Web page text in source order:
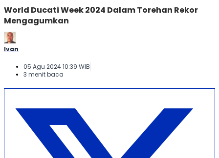
World Ducati Week 2024 Dalam Torehan Rekor
Mengagumkan
Ivan
05 Agu 2024 10:39 WIB
3 menit baca